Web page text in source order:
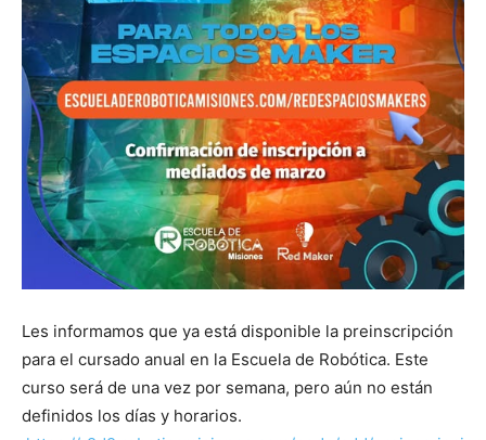
Les informamos que ya está disponible la preinscripción
para el cursado anual en la Escuela de Robótica. Este
curso será de una vez por semana, pero aún no están
definidos los días y horarios.